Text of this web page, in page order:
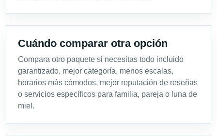
Cuándo comparar otra opción
Compara otro paquete si necesitas todo incluido
garantizado, mejor categoría, menos escalas,
horarios más cómodos, mejor reputación de reseñas
o servicios específicos para familia, pareja o luna de
miel.